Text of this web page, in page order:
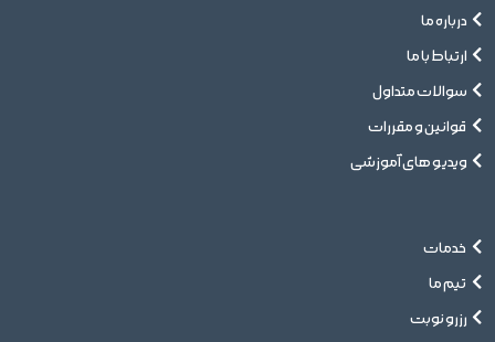
درباره ما
ارتباط با ما
سوالات متداول
قوانین و مقررات
ویدیو های آموزشی
خدمات
تیم ما
رزرو نوبت